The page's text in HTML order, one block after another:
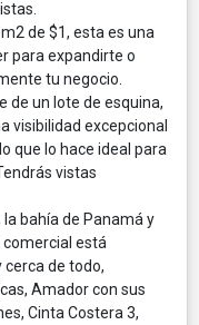
de $1, esta es una
para expandirte o
tu negocio.
de un lote de esquina,
visibilidad excepcional
que lo hace ideal para
vistas
bahía de Panamá y
comercial está
de todo,
Amador con sus
Cinta Costera 3,